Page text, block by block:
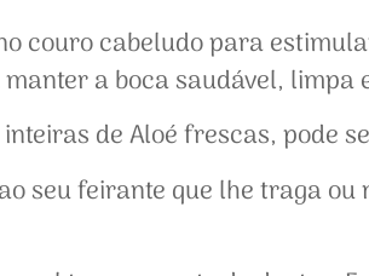
couro cabeludo para
a boca saudável,
de Aloé frescas, pode
seu feirante que lhe traga